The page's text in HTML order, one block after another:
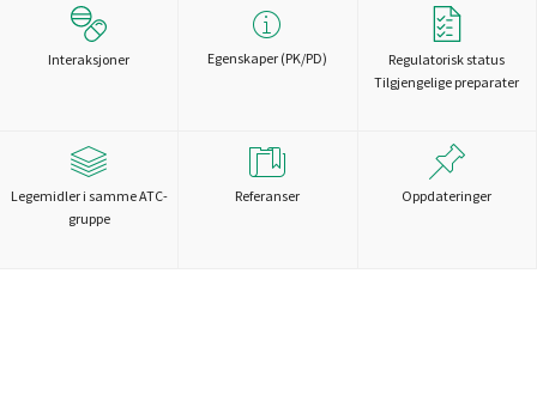
Interaksjoner Egenskaper (PK/PD)
Regulatorisk status
Tilgjengelige preparater
Legemidler i samme ATC-
gruppe
Referanser Oppdateringer